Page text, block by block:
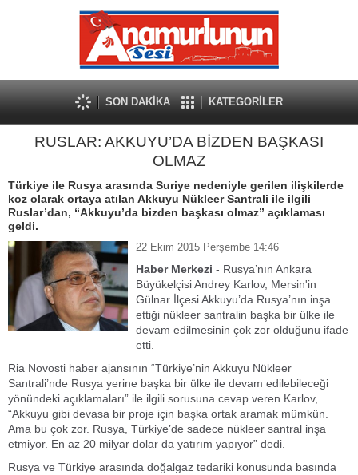
SON DAKİKA KATEGORİLER
RUSLAR: AKKUYU’DA BİZDEN BAŞKASI
OLMAZ
Türkiye ile Rusya arasında Suriye nedeniyle gerilen ilişkilerde
koz olarak ortaya atılan Akkuyu Nükleer Santrali ile ilgili
Ruslar’dan, “Akkuyu’da bizden başkası olmaz” açıklaması
geldi.
22 Ekim 2015 Perşembe 14:46
Haber Merkezi - Rusya’nın Ankara
Büyükelçisi Andrey Karlov, Mersin'in
Gülnar İlçesi Akkuyu’da Rusya’nın inşa
ettiği nükleer santralin başka bir ülke ile
devam edilmesinin çok zor olduğunu ifade
etti.
Ria Novosti haber ajansının “Türkiye’nin Akkuyu Nükleer
Santrali’nde Rusya yerine başka bir ülke ile devam edilebileceği
yönündeki açıklamaları” ile ilgili sorusuna cevap veren Karlov,
“Akkuyu gibi devasa bir proje için başka ortak aramak mümkün.
Ama bu çok zor. Rusya, Türkiye’de sadece nükleer santral inşa
etmiyor. En az 20 milyar dolar da yatırım yapıyor” dedi.
Rusya ve Türkiye arasında doğalgaz tedariki konusunda basında